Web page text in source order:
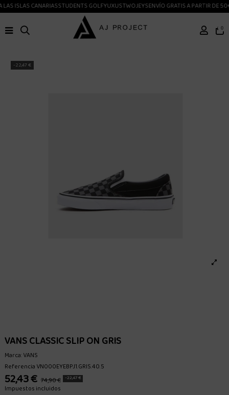
ISLAS CANARIASSTUDENTS GOLFYUXUSTWOJEYSENVÍO GRATIS A PARTIR DE 50€
0
-22,47 €
VANS CLASSIC SLIP ON GRIS
Marca:VANS
ReferenciaVN000EYEBPJ1.GRIS.40.5
52,43 € 74,90 € -22,47 €
Impuestos incluidos